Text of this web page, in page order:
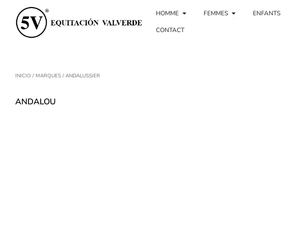
contenu
HOMME Homme ouvert
FEMMES Femme ouverte
ENFANTS
CONTACT
INICIO / MARQUES / ANDALUSSIER
ANDALOU